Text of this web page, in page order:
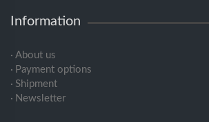
Information
About us
Payment options
Shipment
Newsletter